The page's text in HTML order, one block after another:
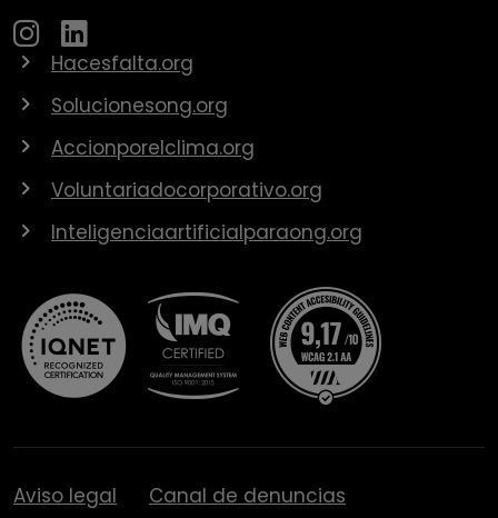
Hacesfalta.org
Solucionesong.org
Accionporelclima.org
Voluntariadocorporativo.org
Inteligenciaartificialparaong.org
Aviso legal Canal de denuncias